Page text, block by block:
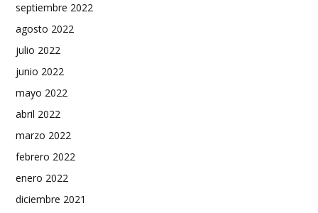
septiembre 2022
agosto 2022
julio 2022
junio 2022
mayo 2022
abril 2022
marzo 2022
febrero 2022
enero 2022
diciembre 2021